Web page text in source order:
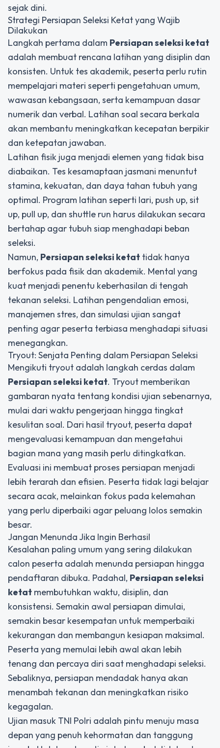
sejak dini.
Strategi Persiapan Seleksi Ketat yang Wajib
Dilakukan
Langkah pertama dalam Persiapan seleksi ketat
adalah membuat rencana latihan yang disiplin dan
konsisten. Untuk tes akademik, peserta perlu rutin
mempelajari materi seperti pengetahuan umum,
wawasan kebangsaan, serta kemampuan dasar
numerik dan verbal. Latihan soal secara berkala
akan membantu meningkatkan kecepatan berpikir
dan ketepatan jawaban.
Latihan fisik juga menjadi elemen yang tidak bisa
diabaikan. Tes kesamaptaan jasmani menuntut
stamina, kekuatan, dan daya tahan tubuh yang
optimal. Program latihan seperti lari, push up, sit
up, pull up, dan shuttle run harus dilakukan secara
bertahap agar tubuh siap menghadapi beban
seleksi.
Namun, Persiapan seleksi ketat tidak hanya
berfokus pada fisik dan akademik. Mental yang
kuat menjadi penentu keberhasilan di tengah
tekanan seleksi. Latihan pengendalian emosi,
manajemen stres, dan simulasi ujian sangat
penting agar peserta terbiasa menghadapi situasi
menegangkan.
Tryout: Senjata Penting dalam Persiapan Seleksi
Mengikuti tryout adalah langkah cerdas dalam
Persiapan seleksi ketat. Tryout memberikan
gambaran nyata tentang kondisi ujian sebenarnya,
mulai dari waktu pengerjaan hingga tingkat
kesulitan soal. Dari hasil tryout, peserta dapat
mengevaluasi kemampuan dan mengetahui
bagian mana yang masih perlu ditingkatkan.
Evaluasi ini membuat proses persiapan menjadi
lebih terarah dan efisien. Peserta tidak lagi belajar
secara acak, melainkan fokus pada kelemahan
yang perlu diperbaiki agar peluang lolos semakin
besar.
Jangan Menunda Jika Ingin Berhasil
Kesalahan paling umum yang sering dilakukan
calon peserta adalah menunda persiapan hingga
pendaftaran dibuka. Padahal, Persiapan seleksi
ketat membutuhkan waktu, disiplin, dan
konsistensi. Semakin awal persiapan dimulai,
semakin besar kesempatan untuk memperbaiki
kekurangan dan membangun kesiapan maksimal.
Peserta yang memulai lebih awal akan lebih
tenang dan percaya diri saat menghadapi seleksi.
Sebaliknya, persiapan mendadak hanya akan
menambah tekanan dan meningkatkan risiko
kegagalan.
Ujian masuk TNI Polri adalah pintu menuju masa
depan yang penuh kehormatan dan tanggung